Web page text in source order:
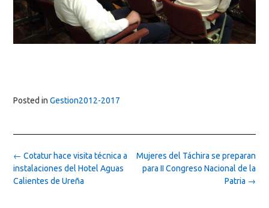
Posted in Gestion2012-2017
Post
navigation
Mujeres del Táchira se preparan
para II Congreso Nacional de la
Patria →
← Cotatur hace visita técnica a
instalaciones del Hotel Aguas
Calientes de Ureña